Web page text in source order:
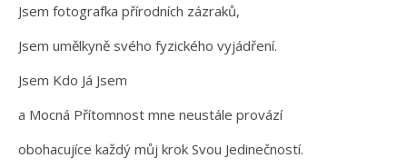
Jsem fotografka přírodních zázraků,
Jsem umělkyně svého fyzického vyjádření.
Jsem Kdo Já Jsem
a Mocná Přítomnost mne neustále provází
obohacujíce každý můj krok Svou Jedinečností.